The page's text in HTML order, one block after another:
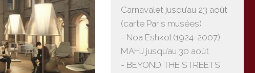
Carnavalet jusqu’au 23 août
(carte Paris musées)
- Noa Eshkol (1924-2007)
MAHJ jusqu’au 30 août
- BEYOND THE STREETS